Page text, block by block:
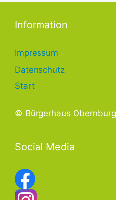
Information
Impressum
Datenschutz
Start
© Bürgerhaus Obernburg
Social Media